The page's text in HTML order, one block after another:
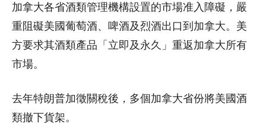
加拿大各省酒類管理機構設置的市場准入障礙，嚴
重阻礙美國葡萄酒、啤酒及烈酒出口到加拿大。美
方要求其酒類產品「立即及永久」重返加拿大所有
市場。
去年特朗普加徵關稅後，多個加拿大省份將美國酒
類撤下貨架。